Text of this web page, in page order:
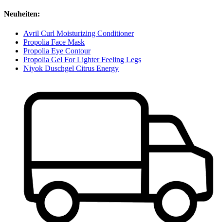
Neuheiten:
Avril Curl Moisturizing Conditioner
Propolia Face Mask
Propolia Eye Contour
Propolia Gel For Lighter Feeling Legs
Niyok Duschgel Citrus Energy